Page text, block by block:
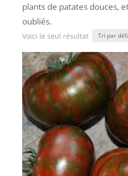
plants de patates douces,
oubliés.
Voici le seul résultat